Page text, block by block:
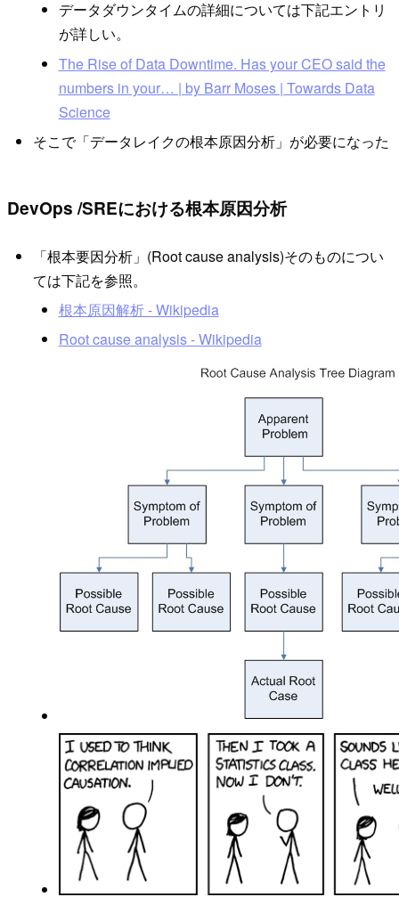
データダウンタイムの詳細については下記エントリ
が詳しい。
The Rise of Data Downtime. Has your CEO said the
numbers in your… | by Barr Moses | Towards Data
Science
そこで「データレイクの根本原因分析」が必要になった
DevOps /SREにおける根本原因分析
「根本要因分析」(Root cause analysis)そのものについ
ては下記を参照。
根本原因解析 - Wikipedia
Root cause analysis - Wikipedia